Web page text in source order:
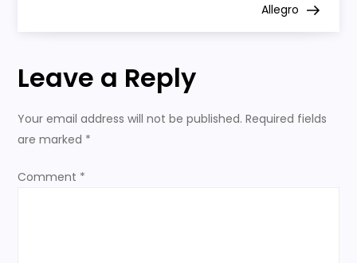
t
n
a
v
i
Allegro
Leave a Reply
Your email address will not be published. Required fields
are marked *
Comment *